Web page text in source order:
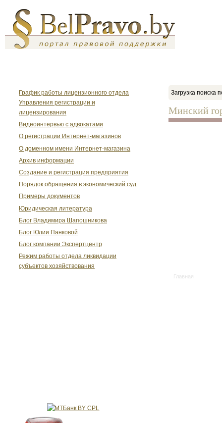
График работы лицензионного отдела
Управления регистрации и
лицензирования
Видеоинтервью с адвокатами
О регистрации Интернет-магазинов
О доменном имени Интернет-магазина
Архив информации
Создание и регистрация предприятия
Порядок обращения в экономический суд
Примеры документов
Юридическая литература
Блог Владимира Шапошникова
Блог Юлии Панковой
Блог компании Экспертцентр
Режим работы отдела ликвидации
субъектов хозяйствования
Загрузка поиска
Минский
Главная